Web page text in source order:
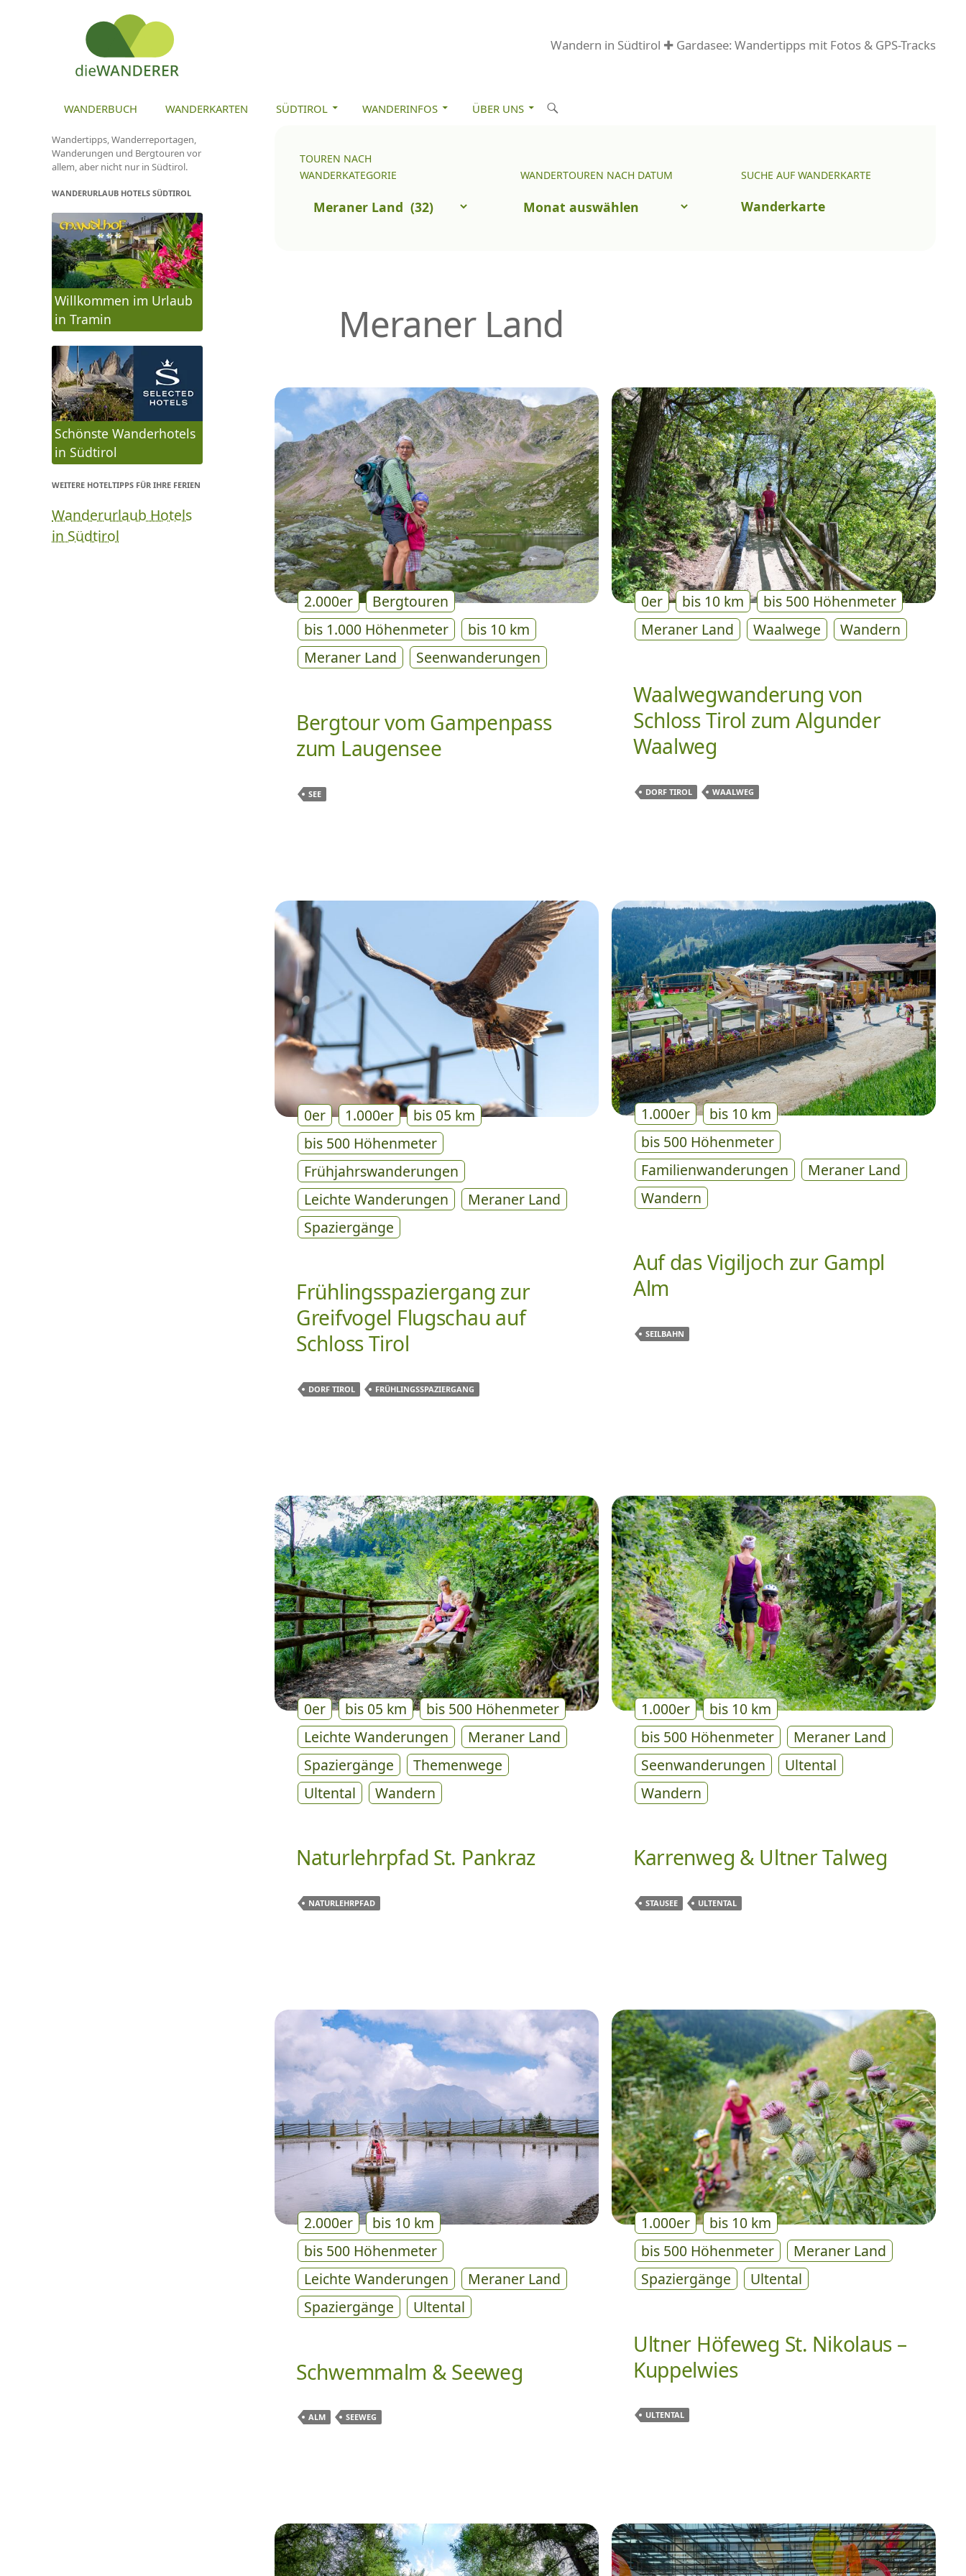
Wandern in Südtirol ✚ Gardasee: Wandertipps mit Fotos & GPS-Tracks
S
h
n
WANDERBUCH WANDERKARTEN SÜDTIROL WANDERINFOS ÜBER UNS
TOUREN NACH
WANDERKATEGORIE
Touren
WANDERTOUREN NACH DATUM
nach
Datum
SUCHE AUF WANDERKARTE
Wanderkarte
Meraner Land
2.000er
Bergtouren
bis 1.000 Höhenmeter
bis 10 km
Meraner Land
Seenwanderungen
Bergtour vom Gampenpass
zum Laugensee
SEE
0er bis 10 km
bis 500 Höhenmeter
Meraner Land
Waalwege Wandern
Waalwegwanderung von
Schloss Tirol zum Algunder
Waalweg
DORF TIROL WAALWEG
0er 1.000er
bis 05 km
bis 500 Höhenmeter
Frühjahrswanderungen
Leichte Wanderungen
Meraner Land
Spaziergänge
Frühlingsspaziergang zur
Greifvogel Flugschau auf
Schloss Tirol
DORF TIROL FRÜHLINGSSPAZIERGANG
1.000er
bis 10 km
bis 500 Höhenmeter
Familienwanderungen
Meraner Land
Wandern
Auf das Vigiljoch zur Gampl
Alm
SEILBAHN
0er bis 05 km
bis 500 Höhenmeter
Leichte Wanderungen
Meraner Land
Spaziergänge
Themenwege
Ultental
Wandern
Naturlehrpfad St. Pankraz
NATURLEHRPFAD
1.000er
bis 10 km
bis 500 Höhenmeter
Meraner Land
Seenwanderungen
Ultental
Wandern
Karrenweg & Ultner Talweg
STAUSEE ULTENTAL
2.000er
bis 10 km
bis 500 Höhenmeter
Leichte Wanderungen
Meraner Land
Spaziergänge
Ultental
Schwemmalm & Seeweg
ALM SEEWEG
1.000er
bis 10 km
bis 500 Höhenmeter
Meraner Land
Spaziergänge
Ultental
Ultner Höfeweg St. Nikolaus –
Kuppelwies
ULTENTAL
Wandertipps, Wanderreportagen,
Wanderungen und Bergtouren vor
allem, aber nicht nur in Südtirol.
WANDERURLAUB HOTELS SÜDTIROL
Willkommen im Urlaub
in Tramin
Schönste Wanderhotels
in Südtirol
WEITERE HOTELTIPPS FÜR IHRE FERIEN
Wanderurlaub Hotels
in Südtirol